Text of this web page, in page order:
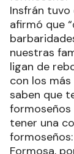
Insfrán
afirmó que
nuestras
ligan de
con los
saben que
formoseños
tener una
Formosa,